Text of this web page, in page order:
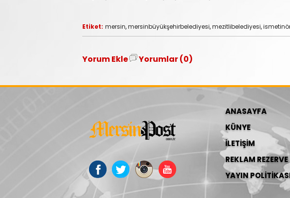
Etiket: mersin,mersinbüyükşehirbelediyesi,mezitlibelediyesi,
Yorum Ekle Yorumlar (0)
ANASAYFA
KÜNYE
İLETİŞİM
REKLAM REZERVE
YAYIN